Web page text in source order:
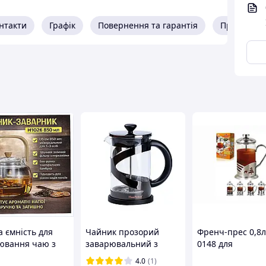
та візуально контролювати міцність
Графік Повернення та гарантія Про
ємність для
чаю з
Чайник прозорий
заварювальний з
френч пресом 800 мл
4.0 (1)
Френч-прес
0148 для